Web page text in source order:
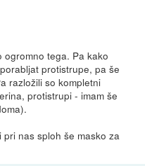
ogromno tega. Pa kako
protistrupe, pa še
razložili so kompletni
protistrupi - imam še
nas sploh še masko za